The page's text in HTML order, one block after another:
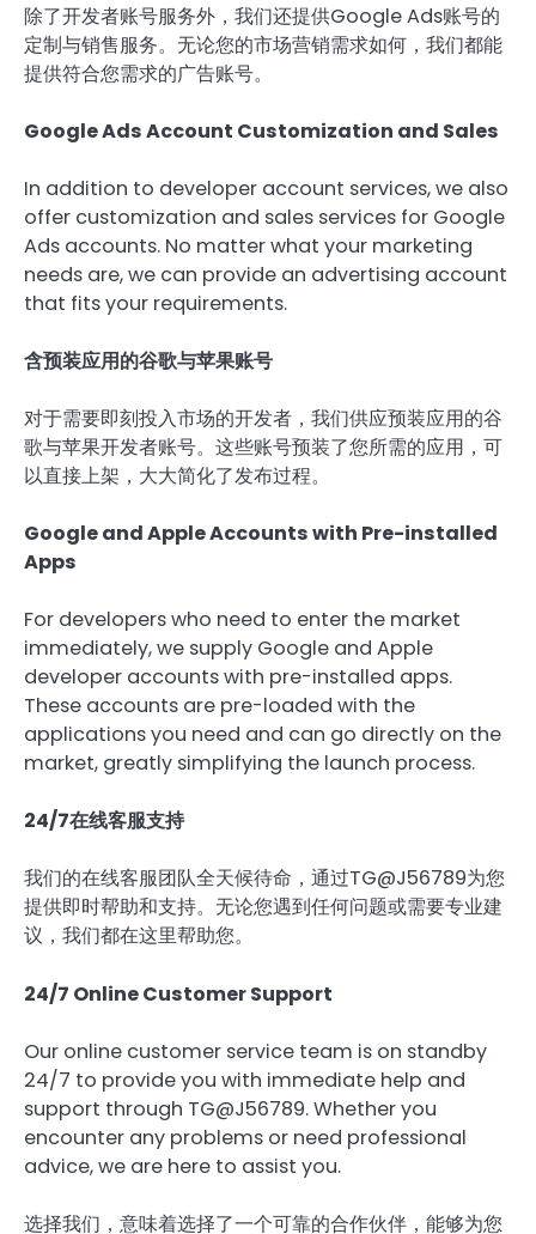
除了开发者账号服务外，我们还提供Google Ads账号的
定制与销售服务。无论您的市场营销需求如何，我们都能
提供符合您需求的广告账号。
Google Ads Account Customization and Sales
In addition to developer account services, we also
offer customization and sales services for Google
Ads accounts. No matter what your marketing
needs are, we can provide an advertising account
that fits your requirements.
含预装应用的谷歌与苹果账号
对于需要即刻投入市场的开发者，我们供应预装应用的谷
歌与苹果开发者账号。这些账号预装了您所需的应用，可
以直接上架，大大简化了发布过程。
Google and Apple Accounts with Pre-installed
Apps
For developers who need to enter the market
immediately, we supply Google and Apple
developer accounts with pre-installed apps.
These accounts are pre-loaded with the
applications you need and can go directly on the
market, greatly simplifying the launch process.
24/7在线客服支持
我们的在线客服团队全天候待命，通过TG@J56789为您
提供即时帮助和支持。无论您遇到任何问题或需要专业建
议，我们都在这里帮助您。
24/7 Online Customer Support
Our online customer service team is on standby
24/7 to provide you with immediate help and
support through TG@J56789. Whether you
encounter any problems or need professional
advice, we are here to assist you.
选择我们，意味着选择了一个可靠的合作伙伴，能够为您